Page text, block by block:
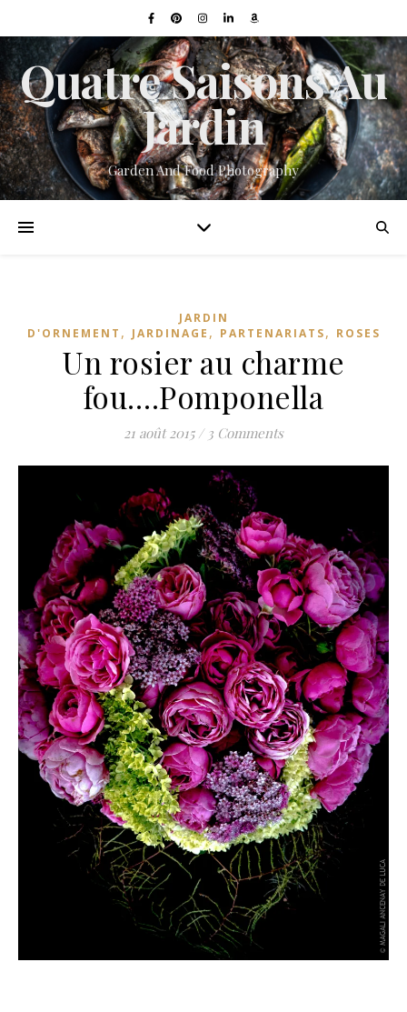
Quatre Saisons Au
Jardin
Garden And Food Photography
JARDIN
D'ORNEMENT , JARDINAGE , PARTENARIATS, ROSES
Un rosier au charme
fou….Pomponella
21 août 2015 / 3 Comments